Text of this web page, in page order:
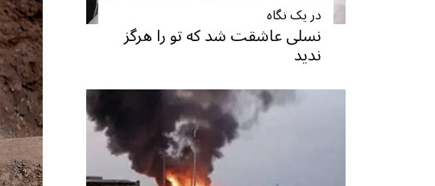
در یک نگاه
نسلی عاشقت شد که تو را هرگز
ندید